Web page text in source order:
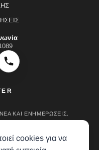
Κλήση
ΚΑΙ ΕΝΗΜΕΡΏΣΕΙΣ.
cookies για να